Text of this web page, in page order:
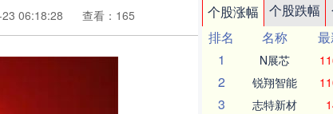
06:18:28 查看：165 个股涨幅 个股跌幅
排名
名称
1
N展芯
2 锐翔智能
3 志特新材